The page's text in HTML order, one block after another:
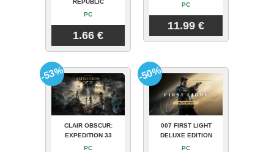
REPUBLIC
PC
1.66 €
PC
11.99 €
CLAIR OBSCUR:
EXPEDITION 33
PC
-53%
007 FIRST LIGHT
DELUXE EDITION
PC
-50%